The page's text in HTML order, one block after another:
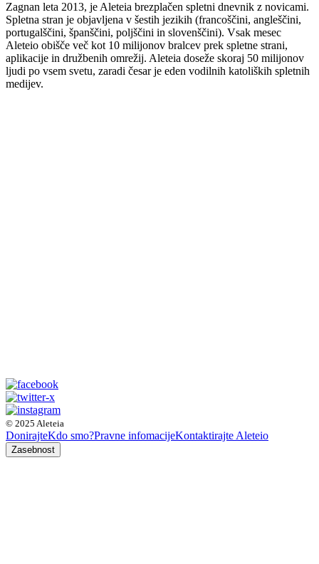
Zagnan leta 2013, je Aleteia brezplačen spletni dnevnik z novicami.
Spletna stran je objavljena v šestih jezikih (francoščini, angleščini,
portugalščini, španščini, poljščini in slovenščini). Vsak mesec
Aleteio obišče več kot 10 milijonov bralcev prek spletne strani,
aplikacije in družbenih omrežij. Aleteia doseže skoraj 50 milijonov
ljudi po vsem svetu, zaradi česar je eden vodilnih katoliških spletnih
medijev.
© 2025 Aleteia
DonirajteKdo smo?Pravne infomacijeKontaktirajte Aleteio
Zasebnost